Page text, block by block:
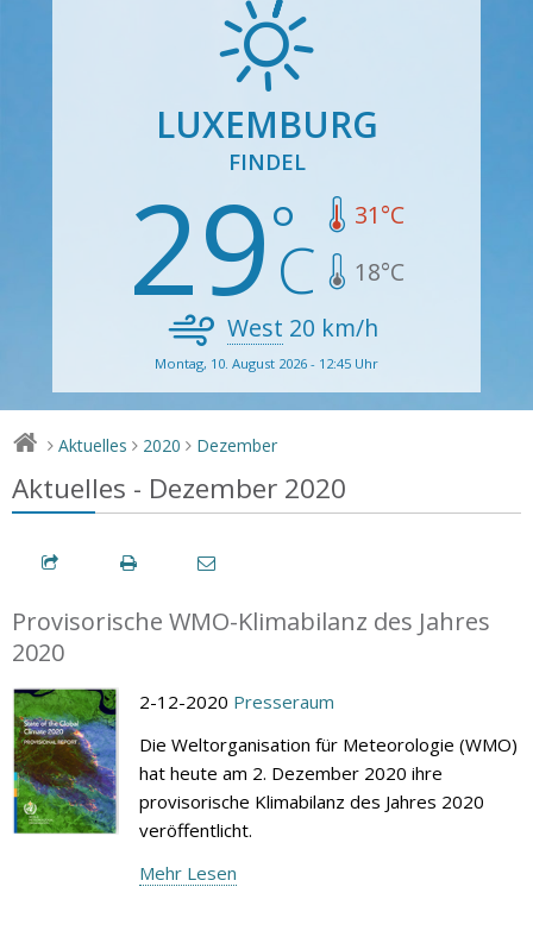
LUXEMBURG
FINDEL
29 31°C
18°C
West 20 km/h
Montag, 10. August 2026 - 12:45 Uhr
> Aktuelles > 2020 > Dezember
Aktuelles - Dezember 2020
Provisorische WMO-Klimabilanz des Jahres
2020
2-12-2020 Presseraum
Die Weltorganisation für Meteorologie (WMO)
hat heute am 2. Dezember 2020 ihre
provisorische Klimabilanz des Jahres 2020
veröffentlicht.
Mehr Lesen